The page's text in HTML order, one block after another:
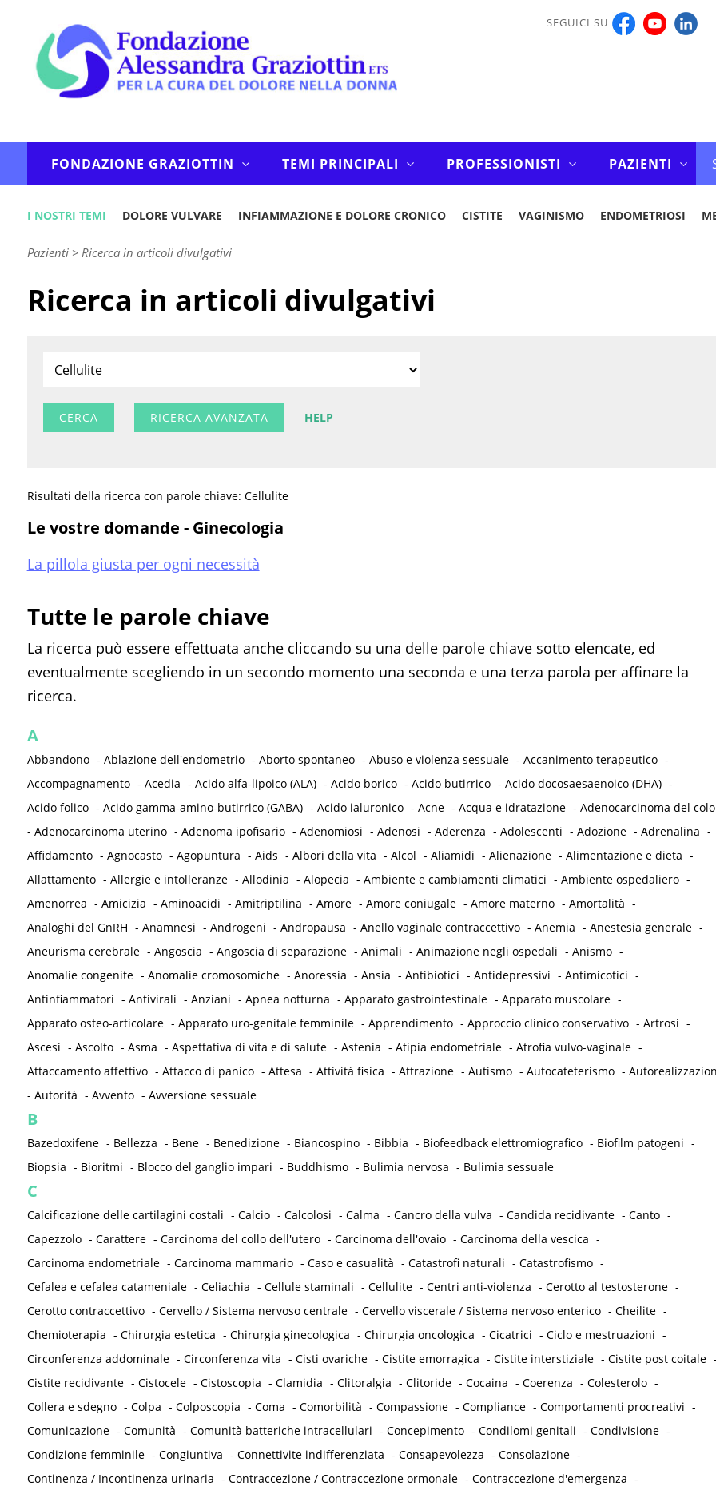
SEGUICI SU
FONDAZIONE GRAZIOTTIN TEMI PRINCIPALI PROFESSIONISTI PAZIENTI
I NOSTRI TEMI DOLORE VULVARE INFIAMMAZIONE E DOLORE CRONICO CISTITE VAGINISMO ENDOMETRIOSI
Pazienti> Ricerca in articoli divulgativi
Ricerca in articoli divulgativi
RICERCA AVANZATA HELP
Risultati della ricerca con parole chiave: Cellulite
Le vostre domande - Ginecologia
La pillola giusta per ogni necessità
Tutte le parole chiave
La ricerca può essere effettuata anche cliccando su una delle parole chiave sotto elencate, ed
eventualmente scegliendo in un secondo momento una seconda e una terza parola per affinare la
ricerca.
A
Abbandono - Ablazione dell'endometrio - Aborto spontaneo - Abuso e violenza sessuale - Accanimento terapeutico -
Accompagnamento - Acedia - Acido alfa-lipoico (ALA) - Acido borico - Acido butirrico - Acido docosaesaenoico (DHA) -
Acido folico - Acido gamma-amino-butirrico (GABA) - Acido ialuronico - Acne - Acqua e idratazione - Adenocarcinoma del
- Adenocarcinoma uterino - Adenoma ipofisario - Adenomiosi - Adenosi - Aderenza - Adolescenti - Adozione - Adrenalina -
Affidamento - Agnocasto - Agopuntura - Aids - Albori della vita - Alcol - Aliamidi - Alienazione - Alimentazione e dieta -
Allattamento - Allergie e intolleranze - Allodinia - Alopecia - Ambiente e cambiamenti climatici - Ambiente ospedaliero -
Amenorrea - Amicizia - Aminoacidi - Amitriptilina - Amore - Amore coniugale - Amore materno - Amortalità -
Analoghi del GnRH - Anamnesi - Androgeni - Andropausa - Anello vaginale contraccettivo - Anemia - Anestesia generale -
Aneurisma cerebrale - Angoscia - Angoscia di separazione - Animali - Animazione negli ospedali - Anismo -
Anomalie congenite - Anomalie cromosomiche - Anoressia - Ansia - Antibiotici - Antidepressivi - Antimicotici -
Antinfiammatori - Antivirali - Anziani - Apnea notturna - Apparato gastrointestinale - Apparato muscolare -
Apparato osteo-articolare - Apparato uro-genitale femminile - Apprendimento - Approccio clinico conservativo - Artrosi -
Ascesi - Ascolto - Asma - Aspettativa di vita e di salute - Astenia - Atipia endometriale - Atrofia vulvo-vaginale -
Attaccamento affettivo - Attacco di panico - Attesa - Attività fisica - Attrazione - Autismo - Autocateterismo -
- Autorità - Avvento - Avversione sessuale
B
Bazedoxifene - Bellezza - Bene - Benedizione - Biancospino - Bibbia - Biofeedback elettromiografico - Biofilm patogeni -
Biopsia - Bioritmi - Blocco del ganglio impari - Buddhismo - Bulimia nervosa - Bulimia sessuale
C
Calcificazione delle cartilagini costali - Calcio - Calcolosi - Calma - Cancro della vulva - Candida recidivante - Canto -
Capezzolo - Carattere - Carcinoma del collo dell'utero - Carcinoma dell'ovaio - Carcinoma della vescica -
Carcinoma endometriale - Carcinoma mammario - Caso e casualità - Catastrofi naturali - Catastrofismo -
Cefalea e cefalea catameniale - Celiachia - Cellule staminali - Cellulite - Centri anti-violenza - Cerotto al testosterone -
Cerotto contraccettivo - Cervello / Sistema nervoso centrale - Cervello viscerale / Sistema nervoso enterico - Cheilite -
Chemioterapia - Chirurgia estetica - Chirurgia ginecologica - Chirurgia oncologica - Cicatrici - Ciclo e mestruazioni -
Circonferenza addominale - Circonferenza vita - Cisti ovariche - Cistite emorragica - Cistite interstiziale - Cistite post coitale -
Cistite recidivante - Cistocele - Cistoscopia - Clamidia - Clitoralgia - Clitoride - Cocaina - Coerenza - Colesterolo -
Collera e sdegno - Colpa - Colposcopia - Coma - Comorbilità - Compassione - Compliance - Comportamenti procreativi -
Comunicazione - Comunità - Comunità batteriche intracellulari - Concepimento - Condilomi genitali - Condivisione -
Condizione femminile - Congiuntiva - Connettivite indifferenziata - Consapevolezza - Consolazione -
Continenza / Incontinenza urinaria - Contraccezione / Contraccezione ormonale - Contraccezione d'emergenza -